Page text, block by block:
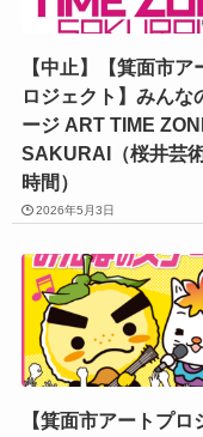
【中止】【箕面市ア
ロジェクト】みんな
ージ ART TIME
SAKURAI（桜井芸
時間）
2026年5月3日
【箕面市アートプロ